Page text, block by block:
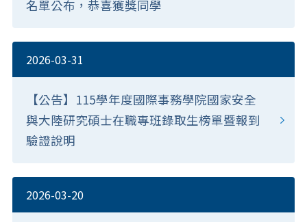
名單公布，恭喜獲獎同學
2026-03-31
【公告】115學年度國際事務學院國家安全
與大陸研究碩士在職專班錄取生榜單暨報到
驗證說明
2026-03-20